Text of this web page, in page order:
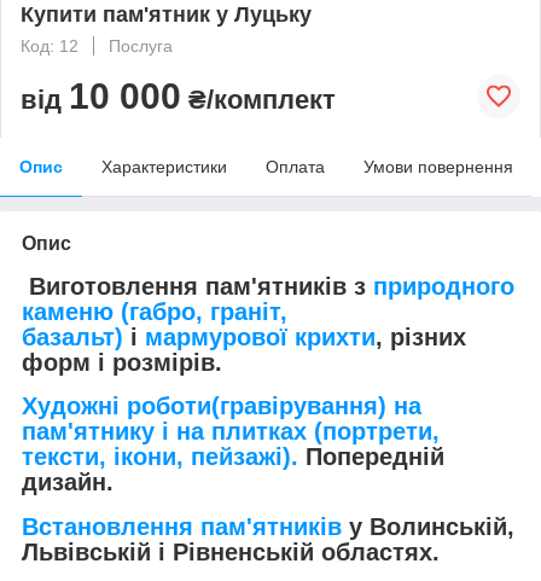
Купити пам'ятник у Луцьку
Код: 12 Послуга
від 10 000 ₴/комплект
Опис Характеристики Оплата Умови повернення
Опис
Виготовлення пам'ятників з природного
каменю (габро, граніт,
базальт) і мармурової крихти, різних
форм і розмірів.
Художні роботи(гравірування) на
пам'ятнику і на плитках (портрети,
тексти, ікони, пейзажі). Попередній
дизайн.
Встановлення пам'ятників у Волинській,
Львівській і Рівненській областях.